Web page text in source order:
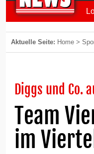
Aktuelle Seite: Home >
Diggs und Co.
Team
im